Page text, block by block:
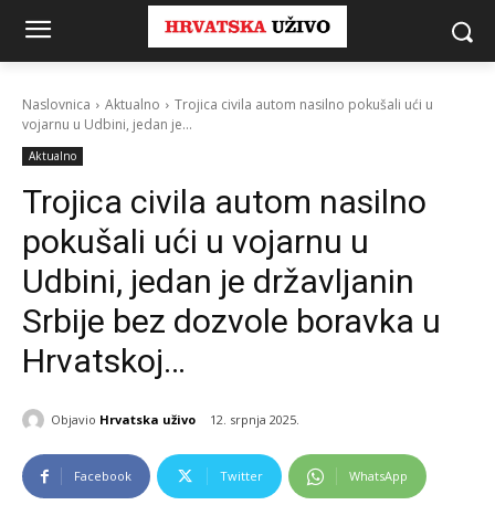
Naslovnica Aktualno
Trojica civila autom nasilno pokušali ući u
vojarnu u Udbini, jedan je...
Aktualno
Trojica civila autom nasilno
pokušali ući u vojarnu u
Udbini, jedan je državljanin
Srbije bez dozvole boravka u
Hrvatskoj…
Objavio Hrvatska uživo 12. srpnja 2025.
Facebook Twitter WhatsApp